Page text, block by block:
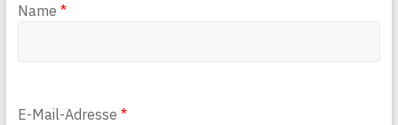
Name *
E-Mail-Adresse *